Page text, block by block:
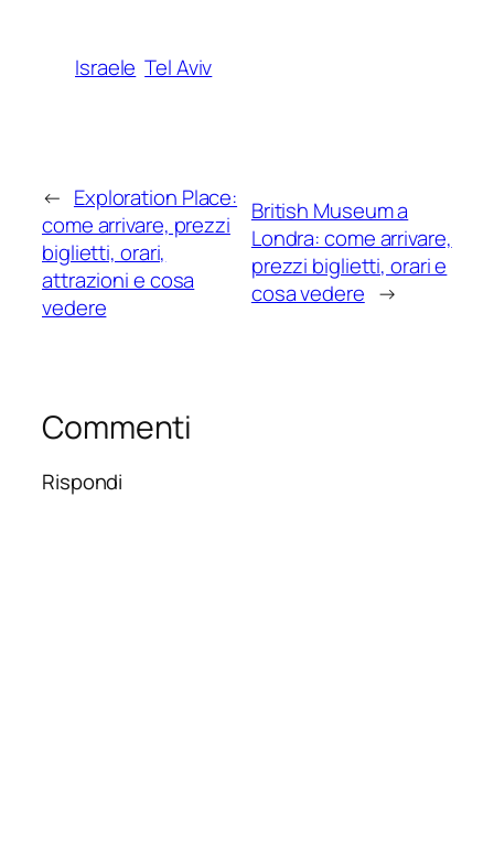
Israele Tel Aviv
← Exploration Place:
come arrivare, prezzi
biglietti, orari,
attrazioni e cosa
vedere
British Museum a
Londra: come arrivare,
prezzi biglietti, orari e
cosa vedere →
Commenti
Rispondi